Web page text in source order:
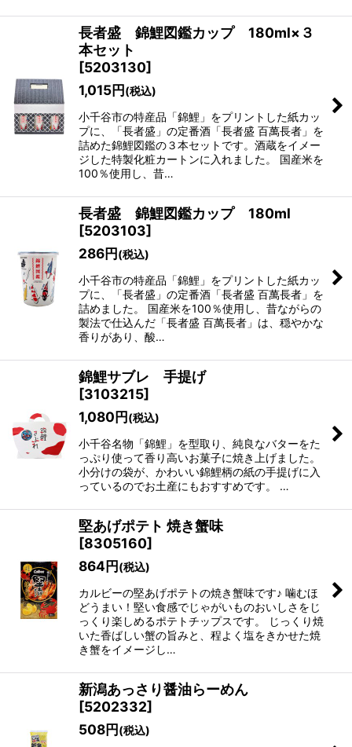
長者盛 錦鯉図鑑カップ 180ml×３
本セット
[5203130]
1,015円(税込)
小千谷市の特産品「錦鯉」をプリントした紙カッ
プに、「長者盛」の定番酒「長者盛 百萬長者」を
詰めた錦鯉図鑑の３本セットです。酒蔵をイメー
ジした特製化粧カートンに入れました。 国産米を
100％使用し、昔…
長者盛 錦鯉図鑑カップ 180ml
[5203103]
286円(税込)
小千谷市の特産品「錦鯉」をプリントした紙カッ
プに、「長者盛」の定番酒「長者盛 百萬長者」を
詰めました。 国産米を100％使用し、昔ながらの
製法で仕込んだ「長者盛 百萬長者」は、穏やかな
香りがあり、酸…
錦鯉サブレ 手提げ
[3103215]
1,080円(税込)
小千谷名物「錦鯉」を型取り、純良なバターをた
っぷり使って香り高いお菓子に焼き上げました。
小分けの袋が、かわいい錦鯉柄の紙の手提げに入
っているのでお土産にもおすすめです。 …
堅あげポテト 焼き蟹味
[8305160]
864円(税込)
カルビーの堅あげポテトの焼き蟹味です♪ 噛むほ
どうまい！堅い食感でじゃがいものおいしさをじ
っくり楽しめるポテトチップスです。 じっくり焼
いた香ばしい蟹の旨みと、程よく塩をきかせた焼
き蟹をイメージし…
新潟あっさり醤油らーめん
[5202332]
508円(税込)